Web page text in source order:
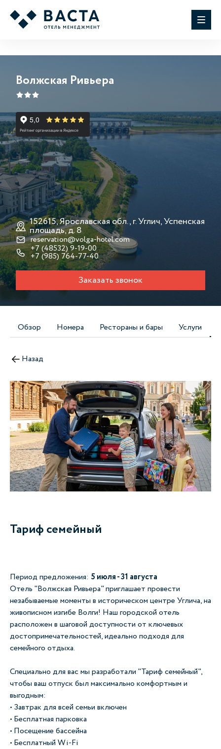
Волжская Ривьера
152615, Ярославская обл., г. Углич, Успенская
площадь, д. 8
reservation@volga-hotel.com
+7 (48532) 9-19-00
+7 (985) 764-77-40
Заказать звонок
Обзор Номера Рестораны и бары Услуги
Назад
Тариф семейный
Период предложения: 5 июля - 31 августа
Отель "Волжская Ривьера" приглашает провести
незабываемые моменты в историческом центре Углича, на
живописном изгибе Волги! Наш городской отель
расположен в шаговой доступности от ключевых
достопримечательностей, идеально подходя для
семейного отдыха.
Специально для вас мы разработали "Тариф семейный",
чтобы ваш отпуск был максимально комфортным и
выгодным:
• Завтрак для всей семьи включен
• Бесплатная парковка
• Посещение бассейна
• Бесплатный Wi-Fi